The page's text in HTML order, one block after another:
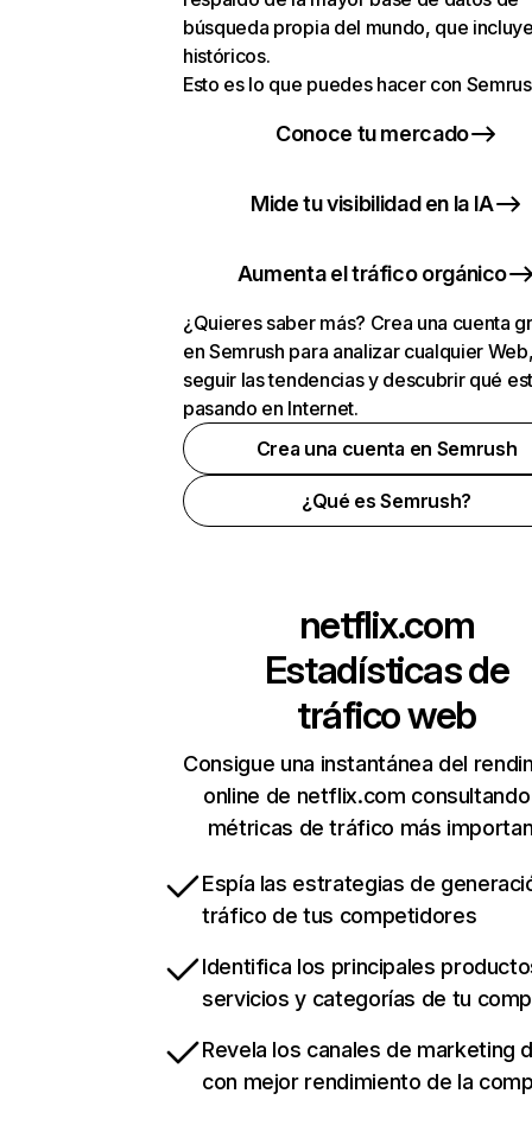
búsqueda propia del mundo, que
históricos.
Esto es lo que puedes hacer con
Conoce tu mercado
Mide tu visibilidad en la IA
Aumenta el tráfico orgánico
¿Quieres saber más? Crea una cuenta
en Semrush para analizar cualquier
seguir las tendencias y descubrir qué
pasando en Internet.
Crea una cuenta en Semrush
¿Qué es Semrush?
netflix.com
Estadísticas de
tráfico web
Consigue una instantánea del
online de netflix.com
métricas de tráfico más
Espía las estrategias de
tráfico de tus competidores
Identifica los principales
servicios y categorías de tu
Revela los canales de marketing
con mejor rendimiento de la